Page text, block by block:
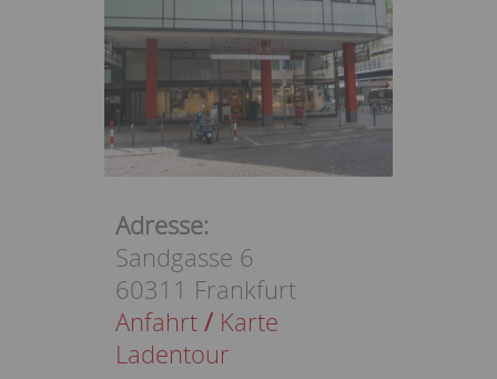
Adresse:
Sandgasse 6
60311 Frankfurt
Anfahrt/ Karte
Ladentour